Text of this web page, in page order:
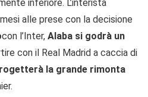
inferiore. L’interista
alle prese con la decisione
con l’Inter, Alaba si godrà un
con il Real Madrid a caccia di
la grande rimonta